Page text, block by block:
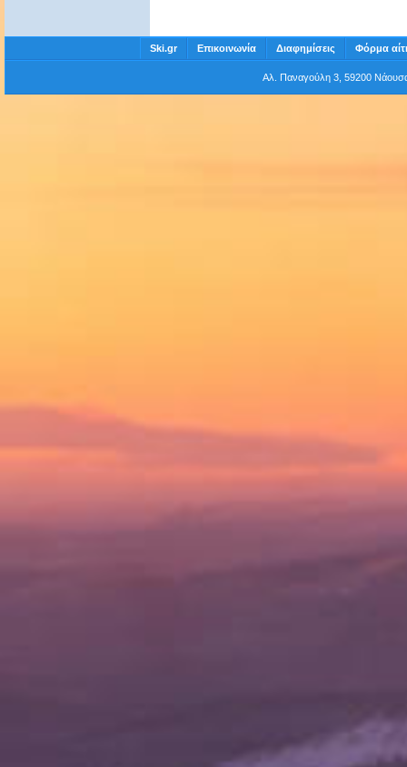
Ski.gr Επικοινωνία Διαφημίσεις Φόρμα
Αλ. Παναγούλη 3, 59200